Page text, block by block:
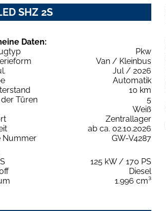
SHZ 2S
Daten:
Pkw
Van / Kleinbus
Jul / 2026
Automatik
10 km
Türen
5
Weiß
Zentrallager
ab ca. 02.10.2026
Nummer
GW-V4287
125 kW / 170 PS
Diesel
1.996 cm³